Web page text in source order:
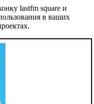
lastfm square и
в ваших